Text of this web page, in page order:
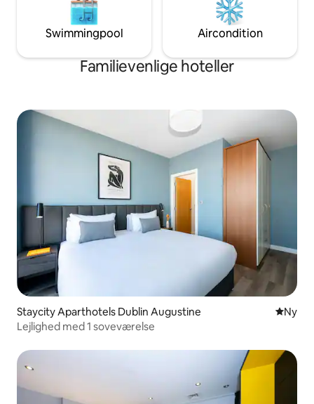
Swimmingpool Aircondition
Familievenlige hoteller
Staycity Aparthotels Dublin Augustine Nyt
Ny
Lejlighed med 1 soveværelse